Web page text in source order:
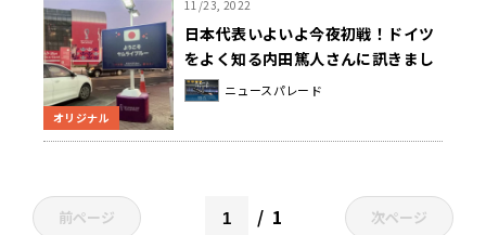
オリジナル
11/23, 2022
日本代表いよいよ今夜初戦！ドイツ
をよく知る内田篤人さんに訊きまし
た
ニュースパレード
前ページ 1 次ページ